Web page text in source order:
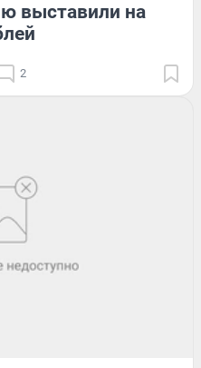
выставили на
2